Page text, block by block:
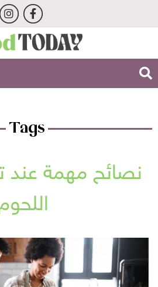
Tags
نصائح مهمة عند